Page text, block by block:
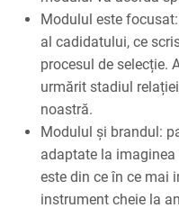
Modulul este
al cadidatului, ce
procesul de selecție.
urmărit stadiul
noastră.
Modulul și brandul:
adaptate la
este din ce în ce mai
instrument cheie la